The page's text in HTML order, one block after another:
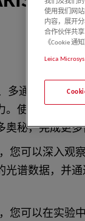
多通道、温和
使用新一代
奥秘，完成更
您可以深入观
光谱数据，并
您可以在实验
使用我们网
内容，展开
合作伙伴共
《Cookie 通
Leica